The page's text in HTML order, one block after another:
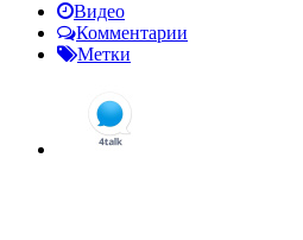
Видео
Комментарии
Метки